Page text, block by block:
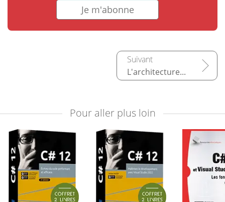
Je m'abonne
L'architecture .NET
Pour aller plus loin